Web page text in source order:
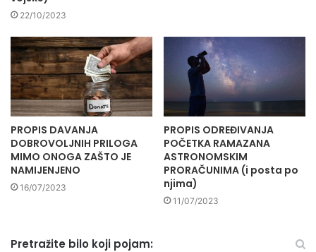
22/10/2023
PROPIS DAVANJA
DOBROVOLJNIH PRILOGA
MIMO ONOGA ZAŠTO JE
NAMIJENJENO
16/07/2023
PROPIS ODREĐIVANJA
POČETKA RAMAZANA
ASTRONOMSKIM
PRORAČUNIMA (i posta po
njima)
11/07/2023
Pretražite bilo koji pojam: